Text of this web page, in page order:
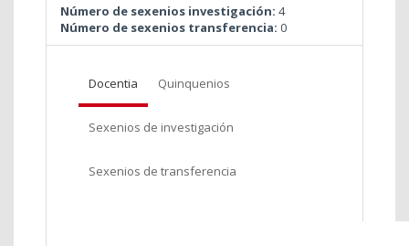
Número de sexenios investigación: 4
Número de sexenios transferencia: 0
Docentia Quinquenios
Sexenios de investigación
Sexenios de transferencia